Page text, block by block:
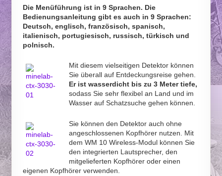
Die Menüführung ist in 9 Sprachen. Die
Bedienungsanleitung gibt es auch in 9 Sprachen:
Deutsch, englisch, französisch, spanisch,
italienisch, portugiesisch, russisch, türkisch und
polnisch.
Mit diesem vielseitigen Detektor können
Sie überall auf Entdeckungsreise gehen.
Er ist wasserdicht bis zu 3 Meter tiefe,
sodass Sie sehr flexibel an Land und im
Wasser auf Schatzsuche gehen können.
Sie können den Detektor auch ohne
angeschlossenen Kopfhörer nutzen. Mit
dem WM 10 Wireless-Modul können Sie
den integrierten Lautsprecher, den
mitgelieferten Kopfhörer oder einen
eigenen Kopfhörer verwenden.